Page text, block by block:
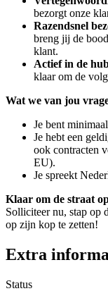
bezorgt onze
Razendsnel
breng jij de
klant.
Actief in de
klaar om de
Wat we van jou
Je bent
Je hebt een
ook contracten
EU).
Je spreekt
Klaar om de straat
Solliciteer nu, stap op
op zijn kop te zetten!
Extra
Status